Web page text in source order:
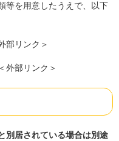
等を用意したうえで、以下
部リンク＞
＜外部リンク＞
別居されている場合は別途